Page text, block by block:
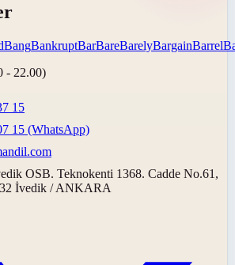
BangBankruptBarBareBarelyBargainBarrel
- 22.00)
15
15 (WhatsApp)
OSB. Teknokenti 1368. Cadde No.61,
İvedik / ANKARA